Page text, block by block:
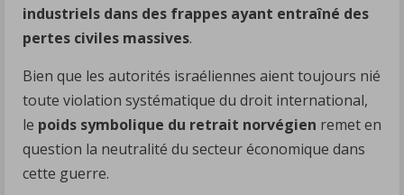
industriels dans des frappes ayant entraîné des
pertes civiles massives.
Bien que les autorités israéliennes aient toujours nié
toute violation systématique du droit international,
le poids symbolique du retrait norvégien remet en
question la neutralité du secteur économique dans
cette guerre.